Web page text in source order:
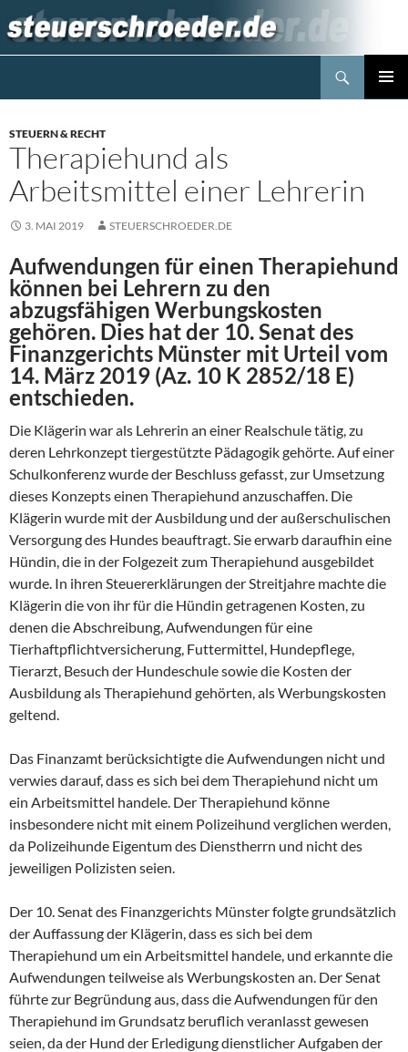
Inhalt
springen
STEUERN & RECHT
Therapiehund als
Arbeitsmittel einer Lehrerin
3. MAI 2019 STEUERSCHROEDER.DE
Aufwendungen für einen Therapiehund
können bei Lehrern zu den
abzugsfähigen Werbungskosten
gehören. Dies hat der 10. Senat des
Finanzgerichts Münster mit Urteil vom
14. März 2019 (Az. 10 K 2852/18 E)
entschieden.
Die Klägerin war als Lehrerin an einer Realschule tätig, zu
deren Lehrkonzept tiergestützte Pädagogik gehörte. Auf einer
Schulkonferenz wurde der Beschluss gefasst, zur Umsetzung
dieses Konzepts einen Therapiehund anzuschaffen. Die
Klägerin wurde mit der Ausbildung und der außerschulischen
Versorgung des Hundes beauftragt. Sie erwarb daraufhin eine
Hündin, die in der Folgezeit zum Therapiehund ausgebildet
wurde. In ihren Steuererklärungen der Streitjahre machte die
Klägerin die von ihr für die Hündin getragenen Kosten, zu
denen die Abschreibung, Aufwendungen für eine
Tierhaftpflichtversicherung, Futtermittel, Hundepflege,
Tierarzt, Besuch der Hundeschule sowie die Kosten der
Ausbildung als Therapiehund gehörten, als Werbungskosten
geltend.
Das Finanzamt berücksichtigte die Aufwendungen nicht und
verwies darauf, dass es sich bei dem Therapiehund nicht um
ein Arbeitsmittel handele. Der Therapiehund könne
insbesondere nicht mit einem Polizeihund verglichen werden,
da Polizeihunde Eigentum des Dienstherrn und nicht des
jeweiligen Polizisten seien.
Der 10. Senat des Finanzgerichts Münster folgte grundsätzlich
der Auffassung der Klägerin, dass es sich bei dem
Therapiehund um ein Arbeitsmittel handele, und erkannte die
Aufwendungen teilweise als Werbungskosten an. Der Senat
führte zur Begründung aus, dass die Aufwendungen für den
Therapiehund im Grundsatz beruflich veranlasst gewesen
seien, da der Hund der Erledigung dienstlicher Aufgaben der